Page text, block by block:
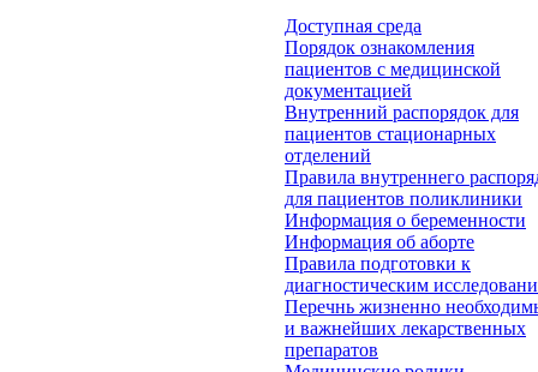
Доступная среда
Порядок ознакомления
пациентов с медицинской
документацией
Внутренний распорядок для
пациентов стационарных
отделений
Правила внутреннего
для пациентов поликлиники
Информация о беременности
Информация об аборте
Правила подготовки к
диагностическим
Перечнь жизненно
и важнейших лекарственных
препаратов